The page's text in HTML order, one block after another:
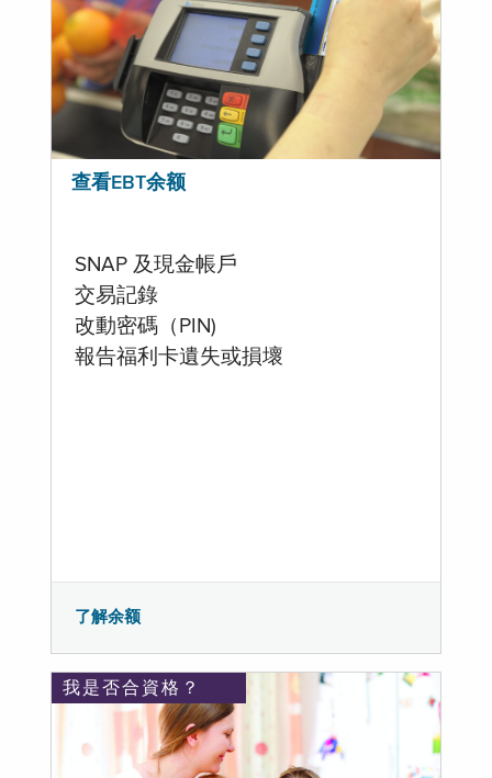
查看EBT余额
SNAP 及現金帳戶
交易記錄
改動密碼（PIN)
報告福利卡遺失或損壞
了解余额
我是否合資格？